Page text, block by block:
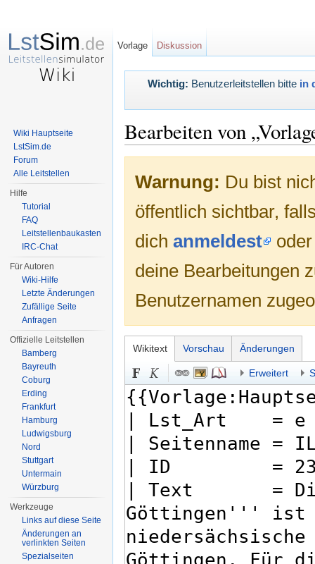
Wichtig: Benutzerleitstellen bitte in
Bearbeiten von
Warnung: Du bist
öffentlich sichtbar,
dich anmeldest
deine Bearbeitungen
Benutzernamen
Wikitext Vorschau Änderungen
Erweitert
Vorlage Diskussion
Wiki Hauptseite
LstSim.de
Forum
Alle Leitstellen
Hilfe
Tutorial
FAQ
Leitstellenbaukasten
IRC-Chat
Für Autoren
Wiki-Hilfe
Letzte Änderungen
Zufällige Seite
Anfragen
Offizielle Leitstellen
Bamberg
Bayreuth
Coburg
Erding
Frankfurt
Hamburg
Ludwigsburg
Nord
Stuttgart
Untermain
Würzburg
Werkzeuge
Links auf diese Seite
Änderungen an
verlinkten Seiten
Spezialseiten